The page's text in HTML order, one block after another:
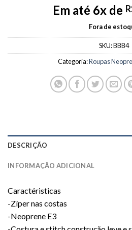
Em até 6x de
Fora de
SKU:BBB4
Categoria:Roupas
DESCRIÇÃO
INFORMAÇÃO ADICIONAL
Caractéristicas
-Zíper nas costas
-Neoprene E3